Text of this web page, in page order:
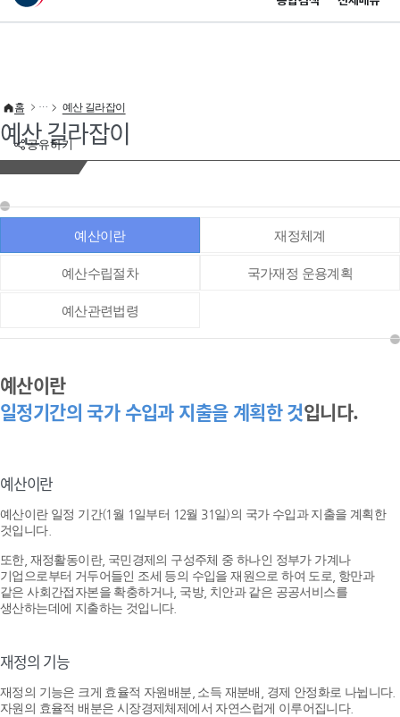
이 누리집은 대한민국 공식 전자정부 누리집입니다.
공유하기
홈 예산 길라잡이
예산 길라잡이
예산이란 재정체계
예산수립절차 국가재정 운용계획
예산관련법령
예산이란
일정기간의 국가 수입과 지출을 계획한 것입니다.
예산이란
예산이란 일정 기간(1월 1일부터 12월 31일)의 국가 수입과 지출을 계획한
것입니다.
또한, 재정활동이란, 국민경제의 구성주체 중 하나인 정부가 가계나
기업으로부터 거두어들인 조세 등의 수입을 재원으로 하여 도로, 항만과
같은 사회간접자본을 확충하거나, 국방, 치안과 같은 공공서비스를
생산하는데에 지출하는 것입니다.
재정의 기능
재정의 기능은 크게 효율적 자원배분, 소득 재분배, 경제 안정화로 나뉩니다.
자원의 효율적 배분은 시장경제체제에서 자연스럽게 이루어집니다.